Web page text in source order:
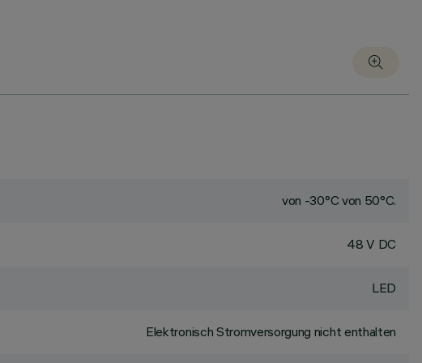
von -30°C von 50°C.
48 V DC
LED
Elektronisch Stromversorgung nicht enthalten